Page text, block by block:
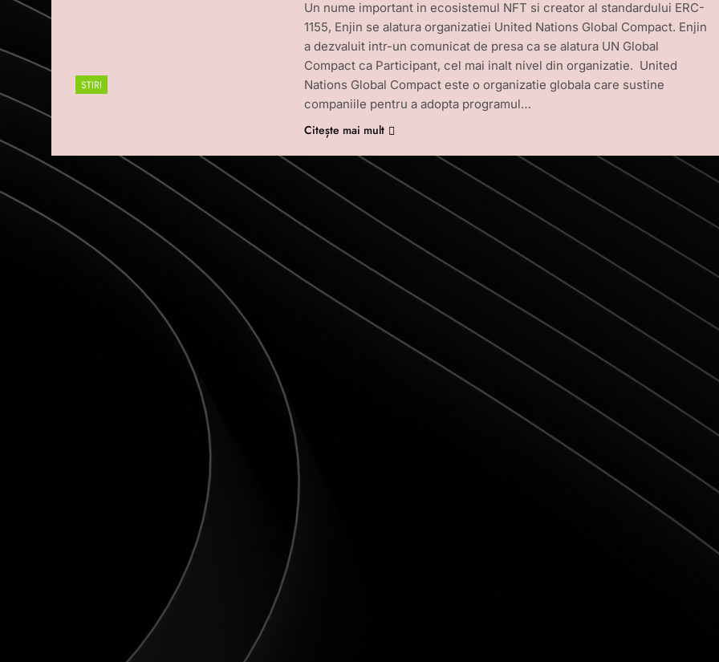
STIRI
Un nume important in ecosistemul NFT si creator al standardului ERC-
1155, Enjin se alatura organizatiei United Nations Global Compact. Enjin
a dezvaluit intr-un comunicat de presa ca se alatura UN Global
Compact ca Participant, cel mai inalt nivel din organizatie. United
Nations Global Compact este o organizatie globala care sustine
companiile pentru a adopta programul…
Citește mai mult